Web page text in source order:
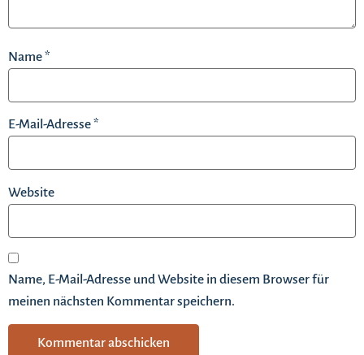
Name*
E-Mail-Adresse*
Website
Name, E-Mail-Adresse und Website in diesem Browser für
meinen nächsten Kommentar speichern.